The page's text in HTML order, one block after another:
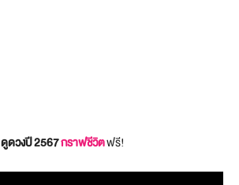
ดูดวงปี 2567กราฟชีวิตฟรี!